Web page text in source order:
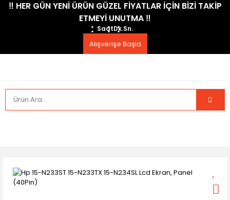
​‼️​ HER GÜN YENİ ÜRÜN GÜZEL FİYATLAR İÇİN BİZİ TAKİP
ETMEYİ UNUTMA ​‼️​
SaatDk.Sn.
Alışverişe Başla